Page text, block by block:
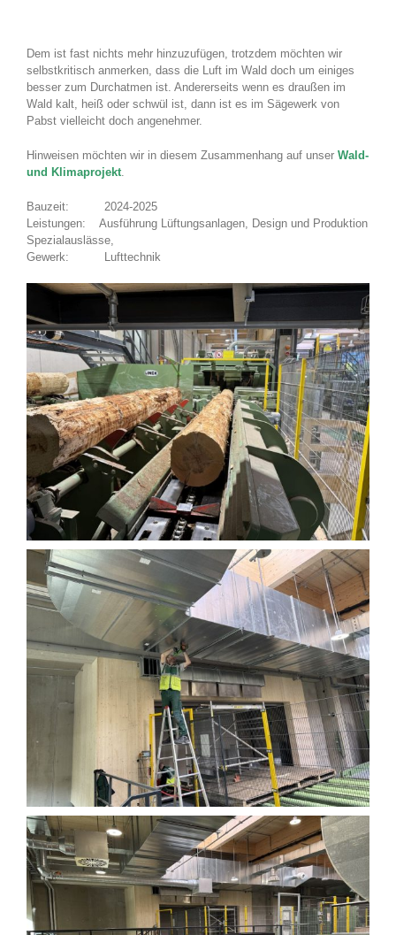
Dem ist fast nichts mehr hinzuzufügen, trotzdem möchten wir
selbstkritisch anmerken, dass die Luft im Wald doch um einiges
besser zum Durchatmen ist. Andererseits wenn es draußen im
Wald kalt, heiß oder schwül ist, dann ist es im Sägewerk von
Pabst vielleicht doch angenehmer.
Hinweisen möchten wir in diesem Zusammenhang auf unser Wald-
und Klimaprojekt.
Bauzeit: 2024-2025
Leistungen: Ausführung Lüftungsanlagen, Design und Produktion
Spezialauslässe,
Gewerk: Lufttechnik